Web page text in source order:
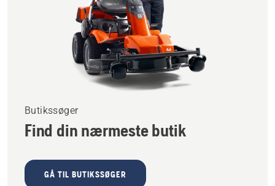
Butikssøger
Find din nærmeste butik
GÅ TIL BUTIKSSØGER